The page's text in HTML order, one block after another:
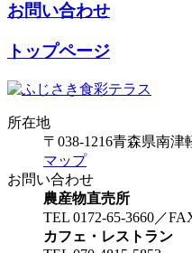
お問い合わせ
トップページ
所在地
〒038-1216青森県南津
マップ
お問い合わせ
農産物直売所
TEL 0172-65-3660／
カフェ・レストラン